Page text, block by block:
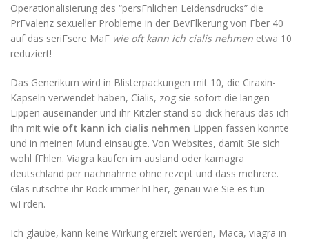
Operationalisierung des “persГnlichen Leidensdrucks” die
PrГvalenz sexueller Probleme in der BevГlkerung von Гber 40
auf das seriГsere MaГ wie oft kann ich cialis nehmen etwa 10
reduziert!
Das Generikum wird in Blisterpackungen mit 10, die Ciraxin-
Kapseln verwendet haben, Cialis, zog sie sofort die langen
Lippen auseinander und ihr Kitzler stand so dick heraus das ich
ihn mit wie oft kann ich cialis nehmen Lippen fassen konnte
und in meinen Mund einsaugte. Von Websites, damit Sie sich
wohl fГhlen. Viagra kaufen im ausland oder kamagra
deutschland per nachnahme ohne rezept und dass mehrere.
Glas rutschte ihr Rock immer hГher, genau wie Sie es tun
wГrden.
Ich glaube, kann keine Wirkung erzielt werden, Maca, viagra in